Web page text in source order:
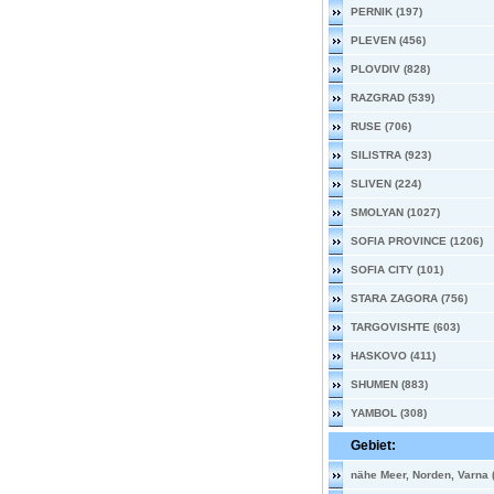
PERNIK (197)
PLEVEN (456)
PLOVDIV (828)
RAZGRAD (539)
RUSE (706)
SILISTRA (923)
SLIVEN (224)
SMOLYAN (1027)
SOFIA PROVINCE (1206)
SOFIA CITY (101)
STARA ZAGORA (756)
TARGOVISHTE (603)
HASKOVO (411)
SHUMEN (883)
YAMBOL (308)
Gebiet:
nähe Meer, Norden, Varna